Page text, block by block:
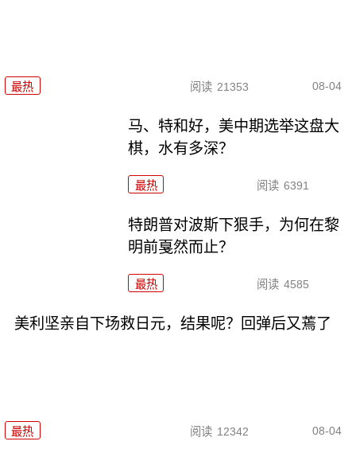
最热 阅读 21353 08-04
马、特和好，美中期选举这盘大
棋，水有多深？
最热 阅读 6391
特朗普对波斯下狠手，为何在黎
明前戛然而止？
最热 阅读 4585
美利坚亲自下场救日元，结果呢？回弹后又蔫了
最热 阅读 12342 08-04